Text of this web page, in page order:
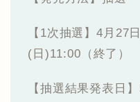
【1次抽選】4月27
(日)11:00（終了）
【抽選結果発表日